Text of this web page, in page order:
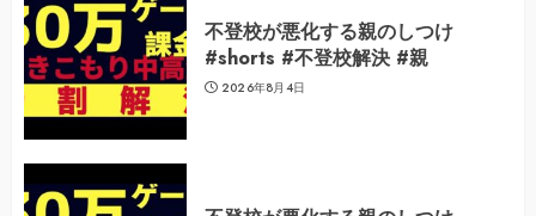
不登校が悪化する親のしつけ
#shorts #不登校解決 #親
2026年8月4日